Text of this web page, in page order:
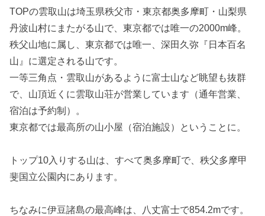
TOPの雲取山は埼玉県秩父市・東京都奥多摩町・山梨県
丹波山村にまたがる山で、東京都では唯一の2000m峰。
秩父山地に属し、東京都では唯一、深田久弥『日本百名
山』に選定される山です。
一等三角点・雲取山があるように富士山など眺望も抜群
で、山頂近くに雲取山荘が営業しています（通年営業、
宿泊は予約制）。
東京都では最高所の山小屋（宿泊施設）ということに。
トップ10入りする山は、すべて奥多摩町で、秩父多摩甲
斐国立公園内にあります。
ちなみに伊豆諸島の最高峰は、八丈富士で854.2mです。